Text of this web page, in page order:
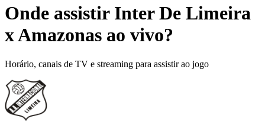
Onde assistir Inter De Limeira
x Amazonas ao vivo?
Horário, canais de TV e streaming para assistir ao jogo